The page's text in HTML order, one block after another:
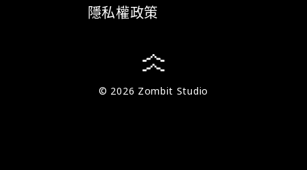
隱私權政策
© 2026 Zombit Studio